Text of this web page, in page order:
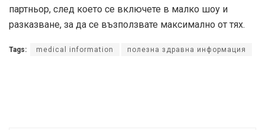
партньор, след което се включете в малко шоу и
разказване, за да се възползвате максимално от тях.
Tags: medical information полезна здравна информация